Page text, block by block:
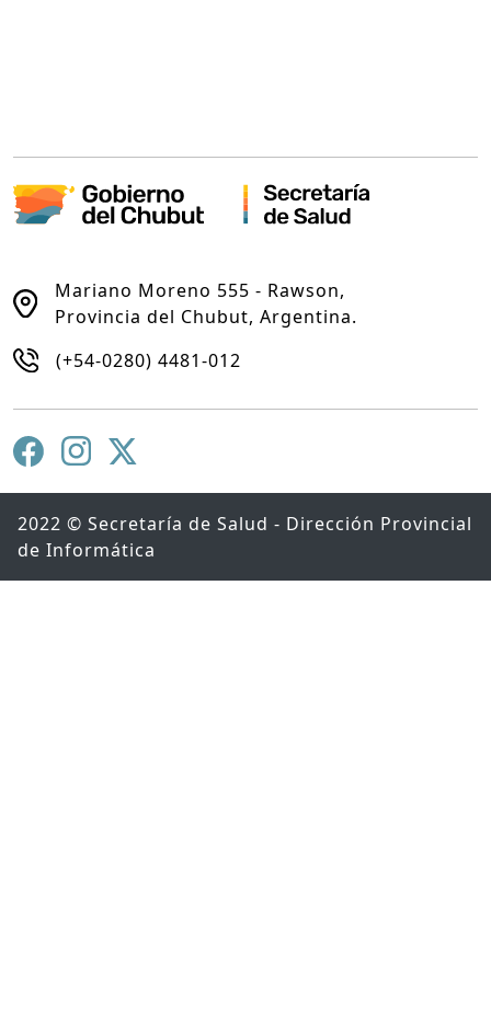
Mariano Moreno 555 - Rawson,
Provincia del Chubut, Argentina.
(+54-0280) 4481-012
2022 © Secretaría de Salud - Dirección Provincial
de Informática